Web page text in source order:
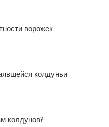
ворожек
колдуньи
колдунов?